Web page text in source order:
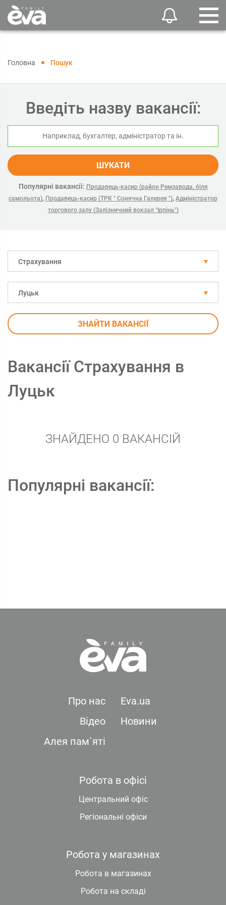
Головна Пошук
Введіть назву вакансії:
ШУКАТИ
Популярні вакансії: Продавець-касир (район Ремзавода, біля
самольота), Продавець-касир (ТРК " Сонячна Галерея "), Адміністратор
торгового залу (Залізничний вокзал "Ірпінь")
Страхування
Луцьк
ЗНАЙТИ ВАКАНСІЇ
Вакансії Страхування в
Луцьк
ЗНАЙДЕНО 0 ВАКАНСІЙ
Популярні вакансії:
Про нас
Eva.ua
Відео
Новини
Алея пам`яті
Робота в офісі
Центральний офіс
Регіональні офіси
Робота у магазинах
Робота в магазинах
Робота на складі